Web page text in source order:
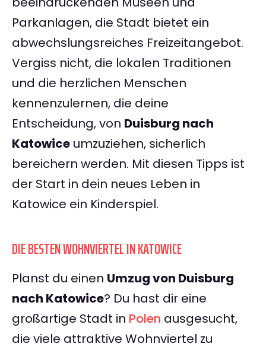
Parkanlagen, die Stadt bietet ein
abwechslungsreiches Freizeitangebot.
Vergiss nicht, die lokalen Traditionen
und die herzlichen Menschen
kennenzulernen, die deine
Entscheidung, von Duisburg nach
Katowice umzuziehen, sicherlich
bereichern werden. Mit diesen Tipps ist
der Start in dein neues Leben in
Katowice ein Kinderspiel.
DIE BESTEN WOHNVIERTEL IN KATOWICE
Planst du einen Umzug von Duisburg
nach Katowice? Du hast dir eine
großartige Stadt in Polen ausgesucht,
die viele attraktive Wohnviertel zu